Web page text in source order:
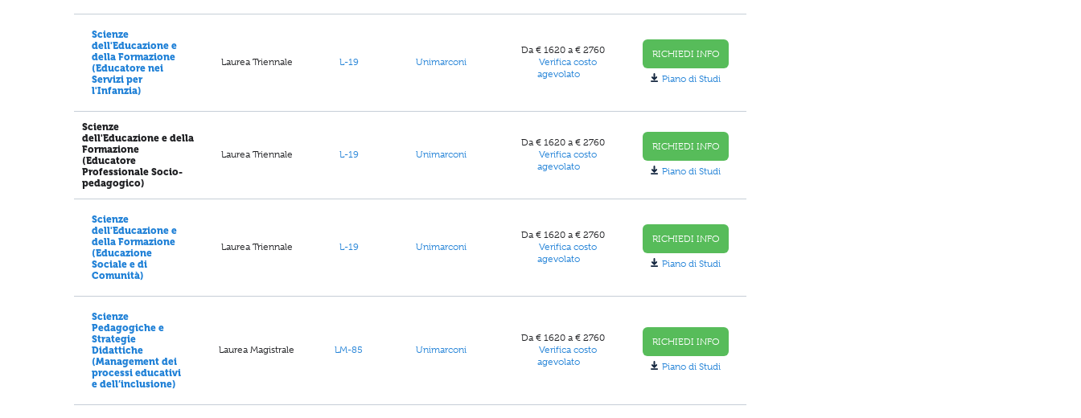
Scienze
dell'Educazione e
della Formazione
(Educatore nei
Servizi per
l'Infanzia)
Laurea Triennale L-19 Unimarconi
Da € 1620 a € 2760
Verifica costo
agevolato
RICHIEDI INFO
Piano di Studi
Scienze
dell'Educazione e della
Formazione
(Educatore
Professionale Socio-
pedagogico)
Laurea Triennale L-19 Unimarconi
Da € 1620 a € 2760
Verifica costo
agevolato
RICHIEDI INFO
Piano di Studi
Scienze
dell'Educazione e
della Formazione
(Educazione
Sociale e di
Comunità)
Laurea Triennale L-19 Unimarconi
Da € 1620 a € 2760
Verifica costo
agevolato
RICHIEDI INFO
Piano di Studi
Scienze
Pedagogiche e
Strategie
Didattiche
(Management dei
processi educativi
e dell’inclusione)
Laurea Magistrale LM-85 Unimarconi
Da € 1620 a € 2760
Verifica costo
agevolato
RICHIEDI INFO
Piano di Studi